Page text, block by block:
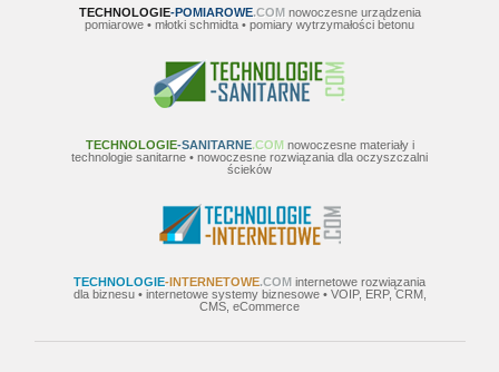
TECHNOLOGIE-POMIAROWE.COM nowoczesne urządzenia
pomiarowe • młotki schmidta • pomiary wytrzymałości betonu
TECHNOLOGIE-SANITARNE.COM nowoczesne materiały i
technologie sanitarne • nowoczesne rozwiązania dla oczyszczalni
ścieków
TECHNOLOGIE-INTERNETOWE.COM internetowe rozwiązania
dla biznesu • internetowe systemy biznesowe • VOIP, ERP, CRM,
CMS, eCommerce